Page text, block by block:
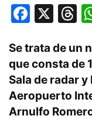
X
Se trata de un
que consta de
Sala de radar
Aeropuerto
Arnulfo